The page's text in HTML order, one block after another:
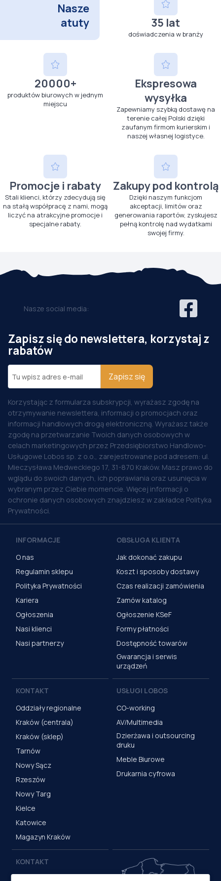
Nasze
atuty
35 lat
doświadczenia w branży
20000+
produktów biurowych w jednym
miejscu
Ekspresowa
wysyłka
Zapewniamy szybką dostawę na
terenie całej Polski dzięki
zaufanym firmom kurierskim i
naszej własnej logistyce.
Promocje i rabaty
Stali klienci, którzy zdecydują się
na stałą współpracę z nami, mogą
liczyć na atrakcyjne promocje i
specjalne rabaty.
Zakupy pod kontrolą
Dzięki naszym funkcjom
akceptacji, limitów oraz
generowania raportów, zyskujesz
pełną kontrolę nad wydatkami
swojej firmy.
Nasze social media:
Zapisz się do newslettera, korzystaj z
rabatów
Zapisz się
Korzystając z formularza subskrypcji, wyrażasz zgodę na
otrzymywanie newslettera, informacji o promocjach oraz
informacji handlowych drogą elektroniczną. Wyrażasz także
zgodę na przetwarzanie Twoich danych osobowych w
celach marketingowych przez Przedsiębiorstwo Handlowo-
Usługowe Lobos sp. z o.o., zarejestrowane pod adresem: ul.
Mieczysława Medweckiego 17, 31-870 Kraków. Masz prawo do
wglądu do swoich danych, ich poprawiania oraz usunięcia w
wybranym przez Ciebie momencie. Więcej informacji o
ochronie danych osobowych znajdziesz w zakładce Polityka
Prywatności.
INFORMACJE
O nas
Regulamin sklepu
Polityka Prywatności
Kariera
Ogłoszenia
Nasi klienci
Nasi partnerzy
OBSŁUGA KLIENTA
Jak dokonać zakupu
Koszt i sposoby dostawy
Czas realizacji zamówienia
Zamów katalog
Ogłoszenie KSeF
Formy płatności
Dostępność towarów
Gwarancja i serwis
urządzeń
KONTAKT
Oddziały regionalne
Kraków (centrala)
Kraków (sklep)
Tarnów
Nowy Sącz
Rzeszów
Nowy Targ
Kielce
Katowice
Magazyn Kraków
USŁUGI LOBOS
CO-working
AV/Multimedia
Dzierżawa i outsourcing
druku
Meble Biurowe
Drukarnia cyfrowa
KONTAKT